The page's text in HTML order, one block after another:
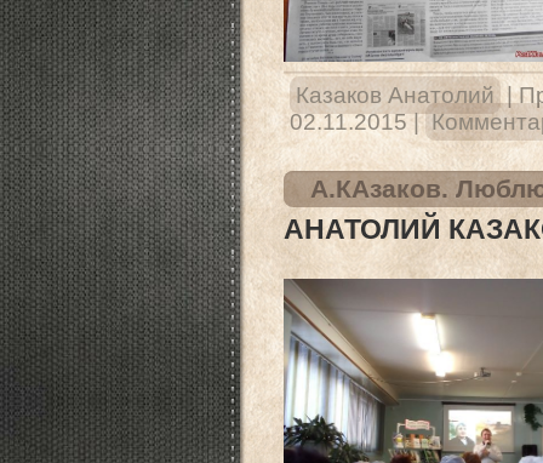
Казаков Анатолий |
02.11.2015 |
А.КАзаков.
АНАТОЛИЙ